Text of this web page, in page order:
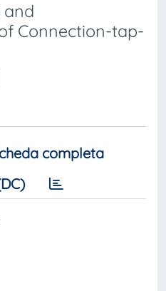
and
Connection-tap-
completa